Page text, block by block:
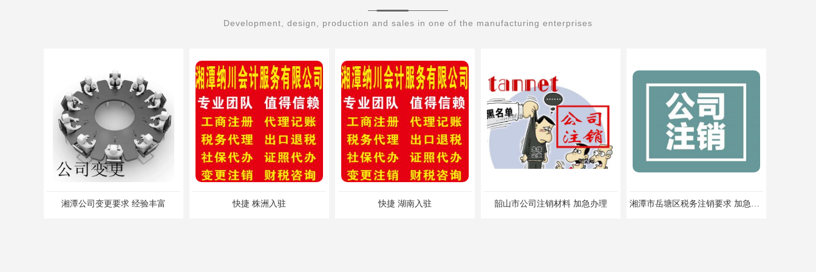
Development, design, production and sales in one of the manufacturing enterprises
湘潭公司变更要求 经验丰富 快捷 株洲入驻 快捷 湖南入驻 韶山市公司注销材料 加急办理 湘潭市岳塘区税务注销要求 加急办理